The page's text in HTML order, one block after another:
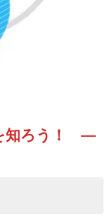
知ろう！ ―